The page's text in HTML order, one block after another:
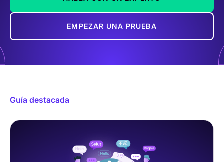
EMPEZAR UNA PRUEBA
Guía destacada